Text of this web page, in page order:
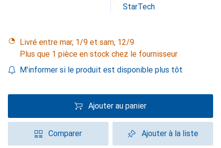
StarTech
Livré entre mar, 1/9 et sam, 12/9
Plus que 1 pièce en stock chez le fournisseur
M'informer si le produit est disponible plus tôt
Ajouter au panier
Comparer Ajouter à la liste